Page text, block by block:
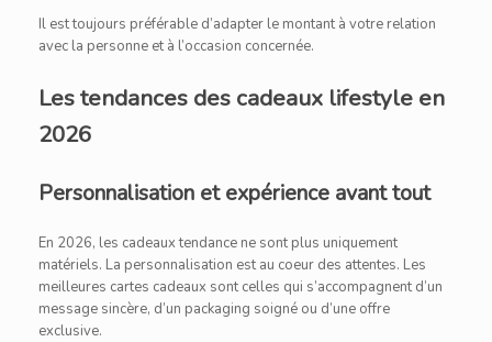
Il est toujours préférable d’adapter le montant à votre relation
avec la personne et à l’occasion concernée.
Les tendances des cadeaux lifestyle en
2026
Personnalisation et expérience avant tout
En 2026, les cadeaux tendance ne sont plus uniquement
matériels. La personnalisation est au coeur des attentes. Les
meilleures cartes cadeaux sont celles qui s’accompagnent d’un
message sincère, d’un packaging soigné ou d’une offre
exclusive.